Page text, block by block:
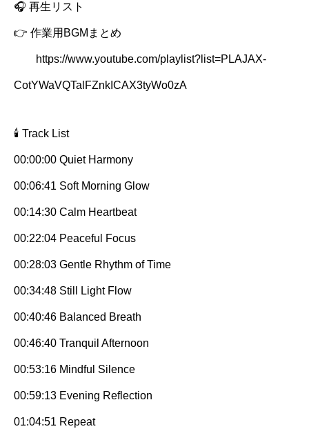
🎧 再生リスト
👉 作業用BGMまとめ
https://www.youtube.com/playlist?list=PLAJAX-
CotYWaVQTalFZnkICAX3tyWo0zA
🕯️ Track List
00:00:00 Quiet Harmony
00:06:41 Soft Morning Glow
00:14:30 Calm Heartbeat
00:22:04 Peaceful Focus
00:28:03 Gentle Rhythm of Time
00:34:48 Still Light Flow
00:40:46 Balanced Breath
00:46:40 Tranquil Afternoon
00:53:16 Mindful Silence
00:59:13 Evening Reflection
01:04:51 Repeat